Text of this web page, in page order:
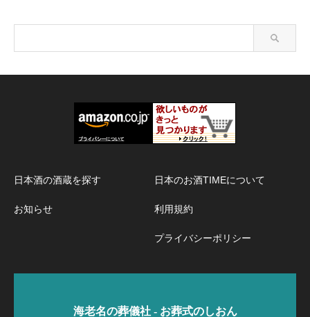
日本酒の酒蔵を探す
お知らせ
日本のお酒TIMEについて
利用規約
プライバシーポリシー
海老名の葬儀社 - お葬式のしおん